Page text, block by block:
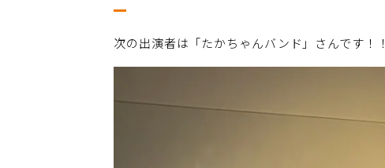
次の出演者は「たかちゃんバンド」さんです！！